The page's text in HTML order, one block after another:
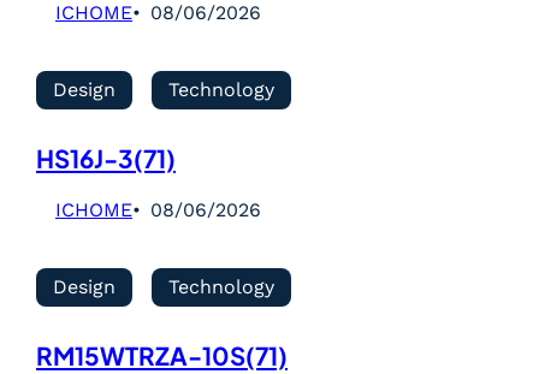
ICHOME 08/06/2026
Design Technology
HS16J-3(71)
ICHOME 08/06/2026
Design Technology
RM15WTRZA-10S(71)